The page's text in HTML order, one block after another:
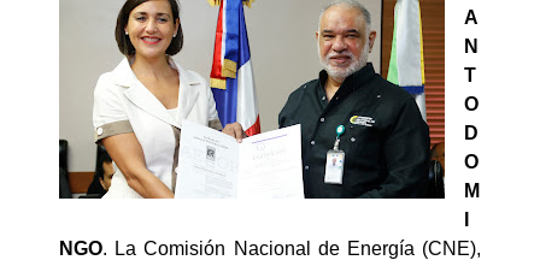
A
N
T
O
D
O
M
NGO. La Comisión Nacional de Energía (CNE),